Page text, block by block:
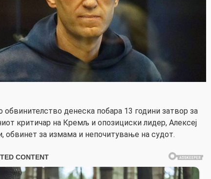
обвинителство денеска побара 13 години затвор за
критичар на Кремљ и опозициски лидер, Алексеј
обвинет за измама и непочитување на судот.